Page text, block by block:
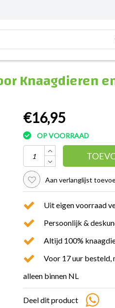
Knaagdieren
€16,95
OP VOORRAAD
Aan verlanglijst
Uit eigen voorraad
Persoonlijk &
Altijd 100%
Voor 17 uur besteld,
alleen binnen NL
Deel dit product